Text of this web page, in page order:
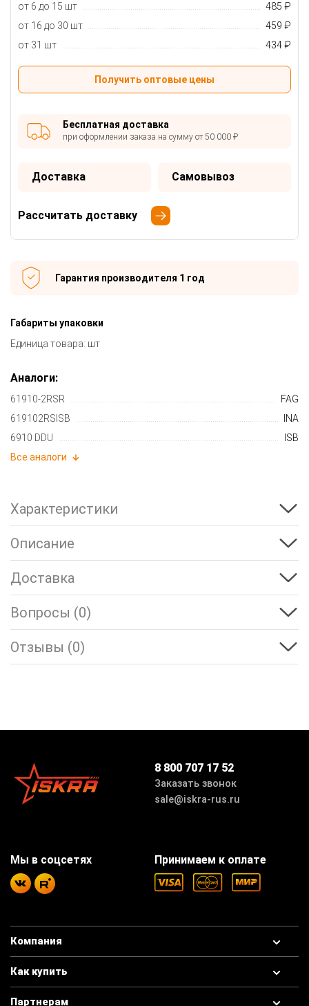
от 6 до 15 шт
485 ₽
от 16 до 30 шт
459 ₽
от 31 шт
434 ₽
Получить оптовые цены
Бесплатная доставка
при оформлении заказа на сумму от 50 000 ₽
Доставка Самовывоз
Рассчитать доставку
Гарантия производителя 1 год
Габариты упаковки
Единица товара: шт
Аналоги:
61910-2RSR
FAG
619102RSISB
INA
6910 DDU
ISB
Все аналоги
Характеристики
Описание
Доставка
Вопросы (0)
Отзывы (0)
8 800 707 17 52
Заказать звонок
sale@iskra-rus.ru
Компания
Как купить
Партнерам
Принимаем к оплате
Мы в соцсетях